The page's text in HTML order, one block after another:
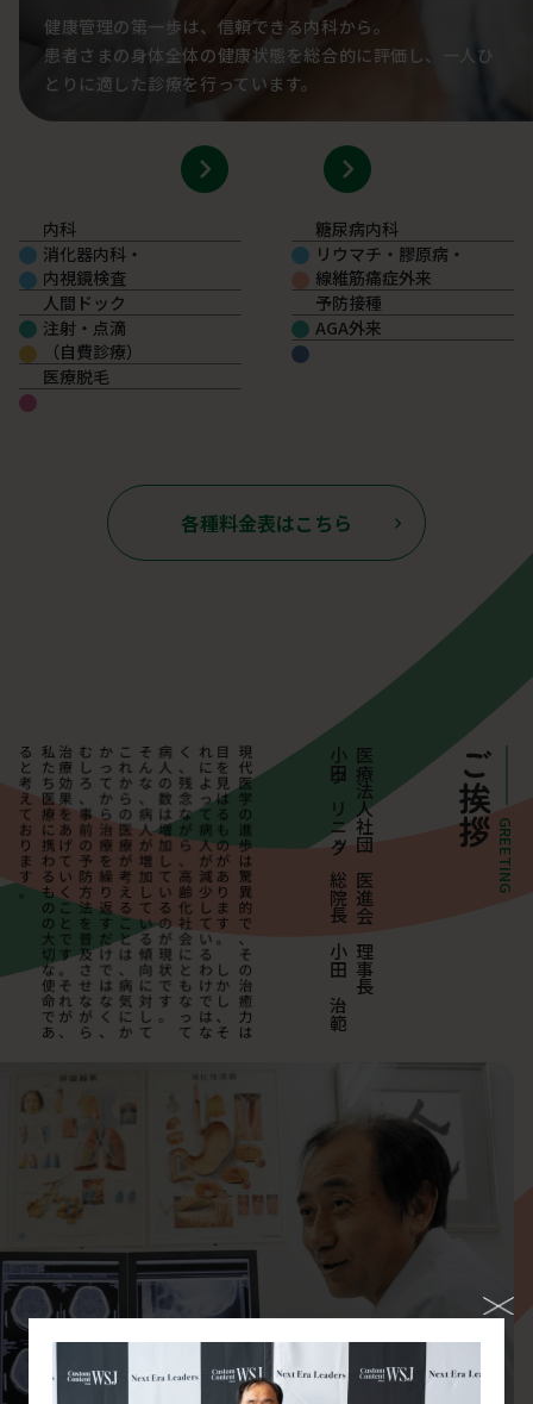
各種料金表はこちら
内科
糖尿病内科
消化器内科・
内視鏡検査
リウマチ・膠原病・
線維筋痛症外来
人間ドック
予防接種
注射・点滴
（自費診療）
AGA外来
医療脱毛
健康管理の第一歩は、信頼できる内科から。
患者さまの身体全体の健康状態を総合的に評価し、一人ひ
とりに適した診療を行っています。
GREETING
ご挨拶
医療法人社団 医進会 理事長
小田クリニック総院長 小田 治範